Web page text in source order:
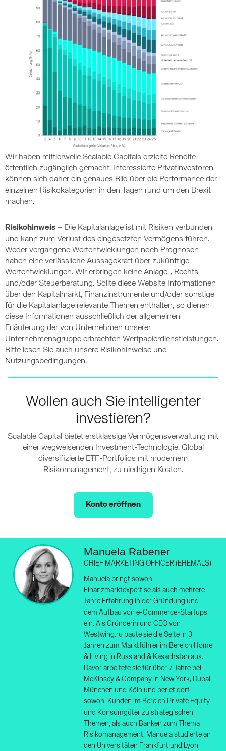
Wir haben mittlerweile Scalable Capitals erzielte Rendite
öffentlich zugänglich gemacht. Interessierte Privatinvestoren
können sich daher ein genaues Bild über die Performance der
einzelnen Risikokategorien in den Tagen rund um den Brexit
machen.
Risikohinweis – Die Kapitalanlage ist mit Risiken verbunden
und kann zum Verlust des eingesetzten Vermögens führen.
Weder vergangene Wertentwicklungen noch Prognosen
haben eine verlässliche Aussagekraft über zukünftige
Wertentwicklungen. Wir erbringen keine Anlage-, Rechts-
und/oder Steuerberatung. Sollte diese Website Informationen
über den Kapitalmarkt, Finanzinstrumente und/oder sonstige
für die Kapitalanlage relevante Themen enthalten, so dienen
diese Informationen ausschließlich der allgemeinen
Erläuterung der von Unternehmen unserer
Unternehmensgruppe erbrachten Wertpapierdienstleistungen.
Bitte lesen Sie auch unsere Risikohinweise und
Nutzungsbedingungen.
Wollen auch Sie intelligenter
investieren?
Scalable Capital bietet erstklassige Vermögensverwaltung mit
einer wegweisenden Investment-Technologie. Global
diversifizierte ETF-Portfolios mit modernem
Risikomanagement, zu niedrigen Kosten.
Konto eröffnen
Manuela Rabener
CHIEF MARKETING OFFICER (EHEMALS)
Manuela bringt sowohl
Finanzmarktexpertise als auch mehrere
Jahre Erfahrung in der Gründung und
dem Aufbau von e-Commerce-Startups
ein. Als Gründerin und CEO von
Westwing.ru baute sie die Seite in 3
Jahren zum Marktführer im Bereich Home
& Living in Russland & Kasachstan aus.
Davor arbeitete sie für über 7 Jahre bei
McKinsey & Company in New York, Dubai,
München und Köln und beriet dort
sowohl Kunden im Bereich Private Equity
und Konsumgüter zu strategischen
Themen, als auch Banken zum Thema
Risikomanagement. Manuela studierte an
den Universitäten Frankfurt und Lyon